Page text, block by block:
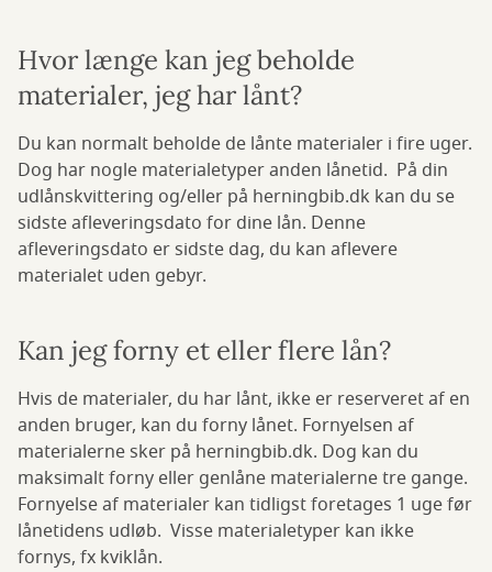
Hvor længe kan jeg beholde
materialer, jeg har lånt?
Du kan normalt beholde de lånte materialer i fire uger.
Dog har nogle materialetyper anden lånetid. På din
udlånskvittering og/eller på herningbib.dk kan du se
sidste afleveringsdato for dine lån. Denne
afleveringsdato er sidste dag, du kan aflevere
materialet uden gebyr.
Kan jeg forny et eller flere lån?
Hvis de materialer, du har lånt, ikke er reserveret af en
anden bruger, kan du forny lånet. Fornyelsen af
materialerne sker på herningbib.dk. Dog kan du
maksimalt forny eller genlåne materialerne tre gange.
Fornyelse af materialer kan tidligst foretages 1 uge før
lånetidens udløb. Visse materialetyper kan ikke
fornys, fx kviklån.